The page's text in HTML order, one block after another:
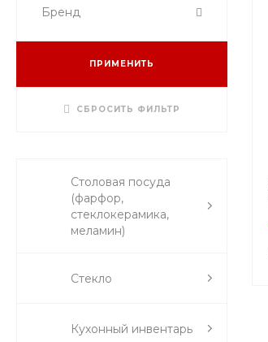
Бренд
ПРИМЕНИТЬ
СБРОСИТЬ ФИЛЬТР
Столовая посуда
(фарфор,
стеклокерамика,
меламин)
Стекло
Кухонный инвентарь